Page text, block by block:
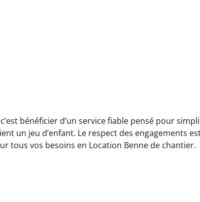
bénéficier d’un service fiable pensé pour
un jeu d’enfant. Le respect des engagements
tous vos besoins en Location Benne de chantier.